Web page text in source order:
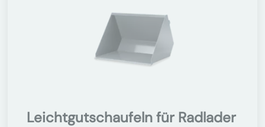
Leichtgutschaufeln für Radlader